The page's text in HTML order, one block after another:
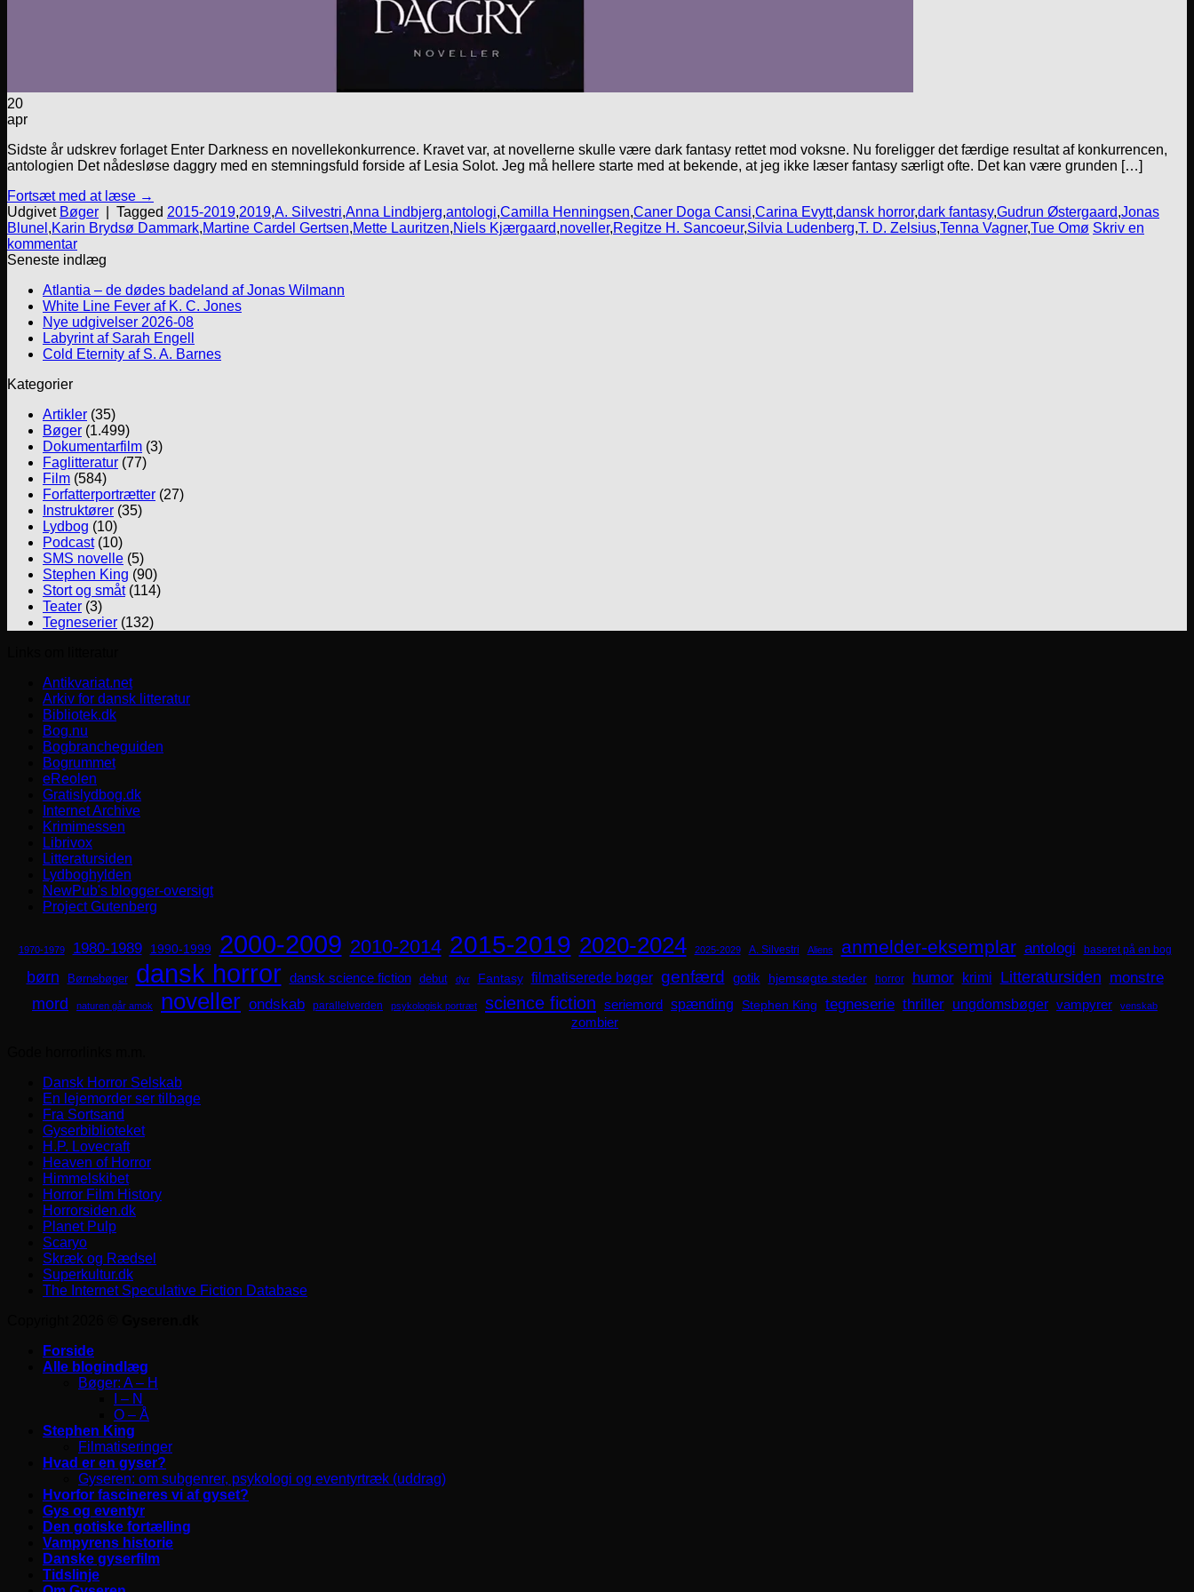
20
apr
Sidste år udskrev forlaget Enter Darkness en novellekonkurrence. Kravet var, at novellerne skulle være dark fantasy rettet mod voksne. Nu foreligger det færdige resultat af konkurrencen,
antologien Det nådesløse daggry med en stemningsfuld forside af Lesia Solot. Jeg må hellere starte med at bekende, at jeg ikke læser fantasy særligt ofte. Det kan være grunden […]
Fortsæt med at læse →
Udgivet Bøger Tagged 2015-2019,2019,A. Silvestri,Anna Lindbjerg,antologi,Camilla Henningsen,Caner Doga Cansi,Carina Evytt,dansk horror,dark fantasy,Gudrun Østergaard,Jonas
Blunel ,Karin Brydsø Dammark,Martine Cardel Gertsen,Mette Lauritzen,Niels Kjærgaard,noveller,Regitze H. Sancoeur,Silvia Ludenberg,T. D. Zelsius,Tenna Vagner,Tue Omø Skriv en
kommentar
Seneste indlæg
Atlantia – de dødes badeland af Jonas Wilmann
White Line Fever af K. C. Jones
Nye udgivelser 2026-08
Labyrint af Sarah Engell
Cold Eternity af S. A. Barnes
Kategorier
Artikler (35)
Bøger (1.499)
Dokumentarfilm (3)
Faglitteratur (77)
Film (584)
Forfatterportrætter (27)
Instruktører (35)
Lydbog (10)
Podcast(10)
SMS novelle (5)
Stephen King (90)
Stort og småt(114)
Teater (3)
Tegneserier (132)
Antikvariat.net
Arkiv for dansk litteratur
Bibliotek.dk
Bog.nu
Bogbrancheguiden
Bogrummet
eReolen
Gratislydbog.dk
Internet Archive
Krimimessen
Librivox
Litteratursiden
Lydboghylden
NewPub's blogger-oversigt
Project Gutenberg
1970-1979 1980-1989 1990-1999 2000-2009 2010-2014 2015-2019 2020-2024 2025-2029 A. Silvestri Aliens anmelder-eksemplar antologi baseret på en bog
børn Børnebøger dansk horror dansk science fiction debut dyr Fantasy filmatiserede bøger genfærd gotik hjemsøgte steder horror humor krimi Litteratursiden monstre
mord naturen går amok noveller ondskab parallelverden psykologisk portræt science fiction seriemord spænding Stephen King tegneserie thriller ungdomsbøger vampyrer venskab
zombier
Dansk Horror Selskab
En lejemorder ser tilbage
Fra Sortsand
Gyserbiblioteket
H.P. Lovecraft
Heaven of Horror
Himmelskibet
Horror Film History
Horrorsiden.dk
Planet Pulp
Scaryo
Skræk og Rædsel
Superkultur.dk
The Internet Speculative Fiction Database
Forside
Alle blogindlæg
Bøger: A – H
I – N
O – Å
Stephen King
Filmatiseringer
Hvad er en gyser?
Gyseren: om subgenrer, psykologi og eventyrtræk (uddrag)
Hvorfor fascineres vi af gyset?
Gys og eventyr
Den gotiske fortælling
Vampyrens historie
Danske gyserfilm
Tidslinje